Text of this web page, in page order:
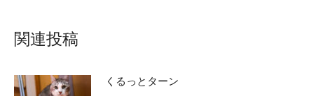
関連投稿
くるっとターン